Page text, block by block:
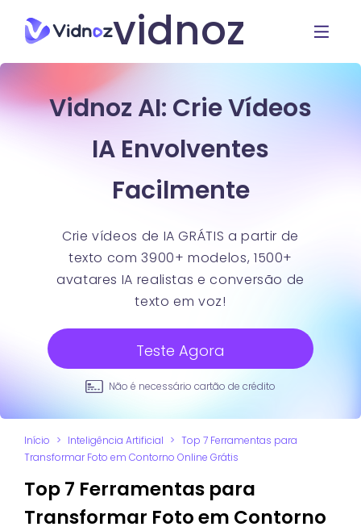
vidnoz
Vidnoz AI: Crie Vídeos
IA Envolventes
Facilmente
Crie vídeos de IA GRÁTIS a partir de
texto com 3900+ modelos, 1500+
avatares IA realistas e conversão de
texto em voz!
Teste Agora
Não é necessário cartão de crédito
Início > Inteligência Artificial > Top 7 Ferramentas para
Transformar Foto em Contorno Online Grátis
Top 7 Ferramentas para
Transformar Foto em Contorno